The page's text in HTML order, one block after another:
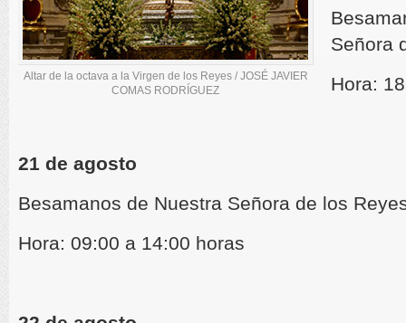
Altar de la octava a la Virgen de los Reyes / JOSÉ JAVIER
COMAS RODRÍGUEZ
Señora
Hora:
21 de agosto
Besamanos de Nuestra Señora de los
Hora: 09:00 a 14:00 horas